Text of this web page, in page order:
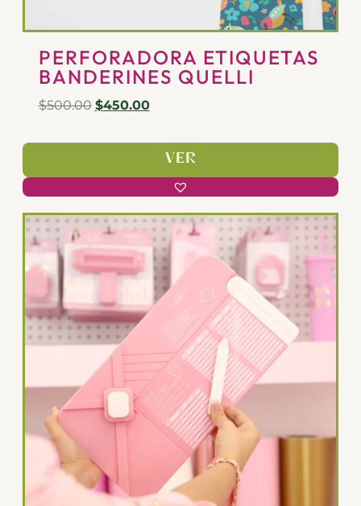
PERFORADORA ETIQUETAS
BANDERINES QUELLI
$500.00 $450.00
VER